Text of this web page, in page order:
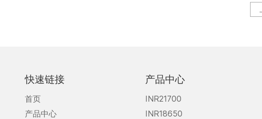
快速链接
首页
产品中心
产品中心
INR21700
INR18650